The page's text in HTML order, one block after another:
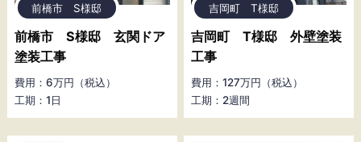
前橋市 S様邸
前橋市 S様邸 玄関ドア
塗装工事
費用：6万円（税込）
工期：1日
吉岡町 T様邸
吉岡町 T様邸 外壁塗装
工事
費用：127万円（税込）
工期：2週間